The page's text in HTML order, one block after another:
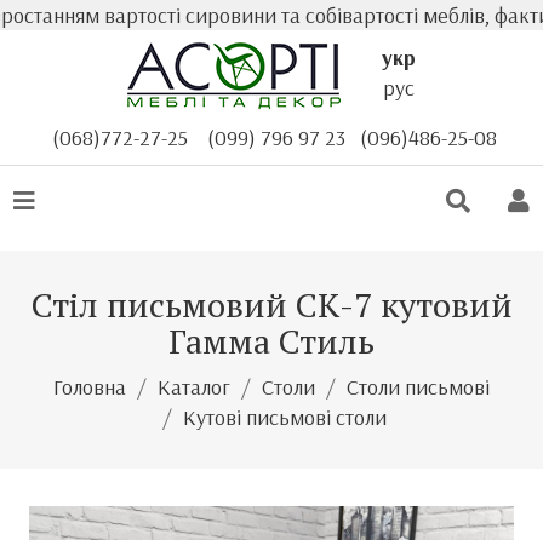
вартості сировини та собівартості меблів,
укр
рус
(068)772-27-25
(099) 796 97 23 (096)486-25-08
Стіл письмовий СК-7 кутовий
Гамма Стиль
Головна Каталог Столи
Столи письмові
Кутові письмові столи